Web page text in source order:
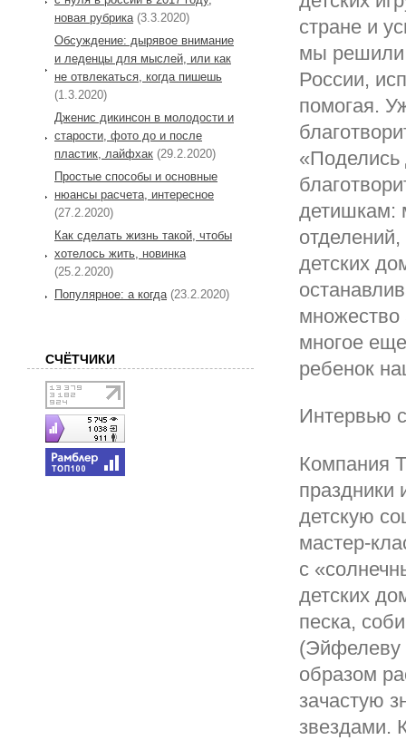
стране и
мы решили
России,
помогая.
детишкам:
детских
множество
многое
ребенок
Интервью
Компания
праздники
детскую
мастер-
с
детских
песка,
(Эйфелеву
образом
зачастую
звездами.
новая рубрика (3.3.2020)
Обсуждение: дырявое внимание
и леденцы для мыслей, или как
не отвлекаться, когда пишешь
(1.3.2020)
Дженис дикинсон в молодости и
старости, фото до и после
пластик, лайфхак (29.2.2020)
Простые способы и основные
нюансы расчета, интересное
(27.2.2020)
Как сделать жизнь такой, чтобы
хотелось жить, новинка
(25.2.2020)
Популярное: а когда (23.2.2020)
СЧЁТЧИКИ